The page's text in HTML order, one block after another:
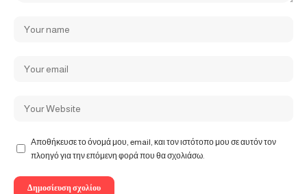
Αποθήκευσε το όνομά μου, email, και τον ιστότοπο μου σε αυτόν τον
πλοηγό για την επόμενη φορά που θα σχολιάσω.